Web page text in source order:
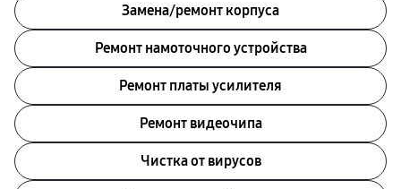
Замена/ремонт корпуса
Ремонт намоточного устройства
Ремонт платы усилителя
Ремонт видеочипа
Чистка от вирусов